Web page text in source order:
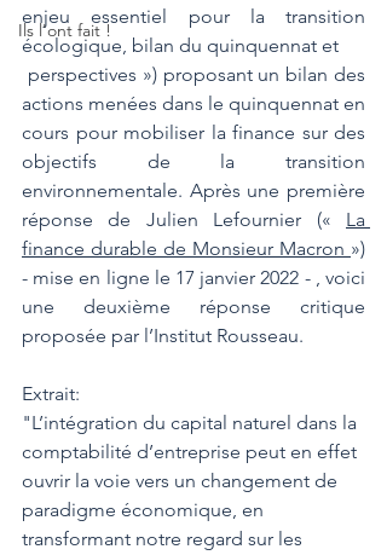
Ils l'ont fait !
enjeu essentiel pour la transition
écologique, bilan du quinquennat et
actions menées dans le quinquennat en
cours pour mobiliser la finance sur des
objectifs de la transition
environnementale. Après une première
réponse de Julien Lefournier (« La
finance durable de Monsieur Macron »)
- mise en ligne le 17 janvier 2022 - , voici
une deuxième réponse critique
proposée par l’Institut Rousseau.
Extrait:
"L’intégration du capital naturel dans la
comptabilité d’entreprise peut en effet
ouvrir la voie vers un changement de
paradigme économique, en
transformant notre regard sur les